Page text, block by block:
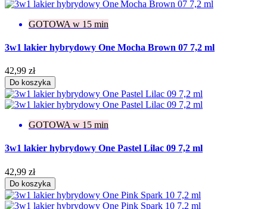
GOTOWA w 15 min
3w1 lakier hybrydowy One Mocha Brown 07 7,2 ml
42,99 zł
Do koszyka
GOTOWA w 15 min
3w1 lakier hybrydowy One Pastel Lilac 09 7,2 ml
42,99 zł
Do koszyka